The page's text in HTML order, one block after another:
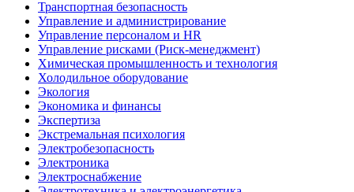
Транспортная безопасность
Управление и администрирование
Управление персоналом и HR
Управление рисками (Риск-менеджмент)
Химическая промышленность и технология
Холодильное оборудование
Экология
Экономика и финансы
Экспертиза
Экстремальная психология
Электробезопасность
Электроника
Электроснабжение